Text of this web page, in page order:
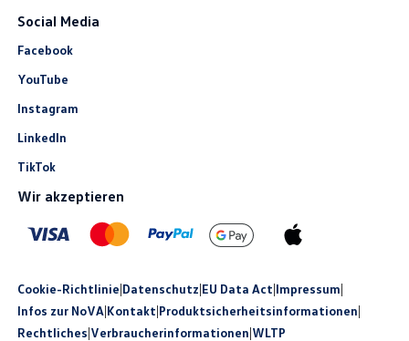
Social Media
Facebook
YouTube
Instagram
LinkedIn
TikTok
Wir akzeptieren
Cookie-Richtlinie|Datenschutz|EU Data Act|Impressum|
Infos zur NoVA|Kontakt|Produkt­sicherheits­informationen|
Rechtliches|Verbraucherinformationen|WLTP